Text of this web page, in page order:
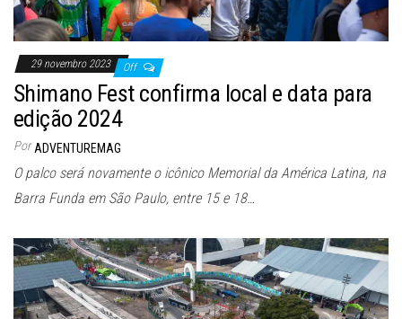
29 novembro 2023 Off
Shimano Fest confirma local e data para
edição 2024
Por ADVENTUREMAG
O palco será novamente o icônico Memorial da América Latina, na
Barra Funda em São Paulo, entre 15 e 18…